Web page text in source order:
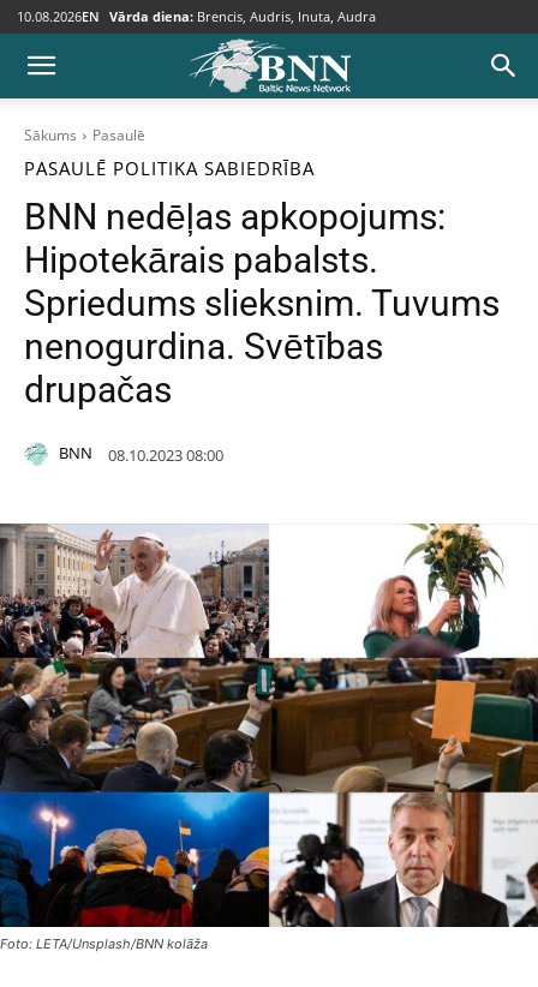
10.08.2026EN Vārda diena: Brencis, Audris, Inuta, Audra
Sākums Pasaulē
PASAULĒ POLITIKA SABIEDRĪBA
BNN nedēļas apkopojums:
Hipotekārais pabalsts.
Spriedums slieksnim. Tuvums
nenogurdina. Svētības
drupačas
BNN 08.10.2023 08:00
Foto: LETA/Unsplash/BNN kolāža